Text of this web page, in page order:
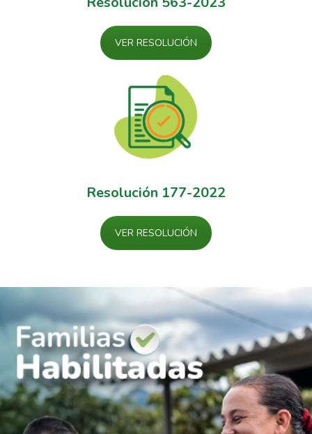
VER RESOLUCIÓN
Resolución 177-2022
VER RESOLUCIÓN